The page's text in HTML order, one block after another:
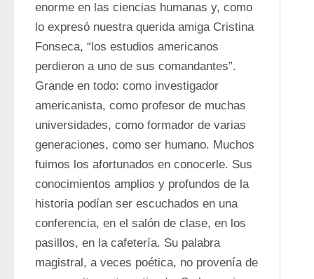
enorme en las ciencias humanas y, como
lo expresó nuestra querida amiga Cristina
Fonseca, “los estudios americanos
perdieron a uno de sus comandantes”.
Grande en todo: como investigador
americanista, como profesor de muchas
universidades, como formador de varias
generaciones, como ser humano. Muchos
fuimos los afortunados en conocerle. Sus
conocimientos amplios y profundos de la
historia podían ser escuchados en una
conferencia, en el salón de clase, en los
pasillos, en la cafetería. Su palabra
magistral, a veces poética, no provenía de